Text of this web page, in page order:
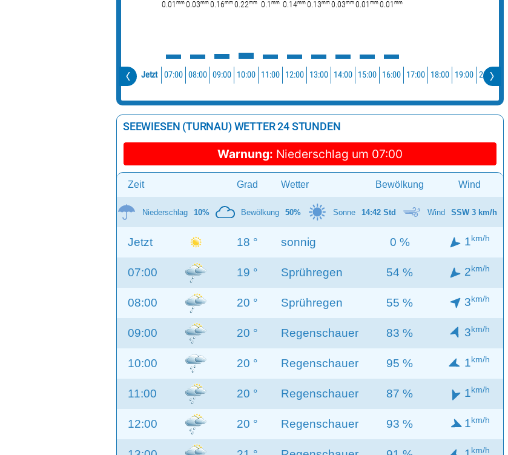
0.01 mm 0.03mm 0.16mm 0.22mm 0.1 mm 0.14mm 0.13mm 0.03mm 0.01 mm 0.01 mm
Jetzt 07:00 08:00 09:00 10:00 11:00 12:00 13:00 14:00 15:00 16:00 17:00 18:00 19:00 20:00
SEEWIESEN (TURNAU) WETTER 24 STUNDEN
Warnung: Niederschlag um 07:00
Zeit Grad Wetter Bewölkung Wind
Niederschlag 10% Bewölkung 50% Sonne 14:42 Std Wind SSW 3 km/h
Jetzt 18 ° sonnig 0 % 1km/h
07:00 19 ° Sprühregen 54 % 2km/h
08:00 20 ° Sprühregen 55 % 3km/h
09:00 20 ° Regenschauer 83 % 3km/h
10:00 20 ° Regenschauer 95 % 1km/h
11:00 20 ° Regenschauer 87 % 1km/h
12:00 20 ° Regenschauer 93 % 1km/h
km/h